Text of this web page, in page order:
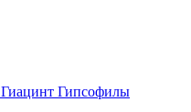
Гиацинт Гипсофилы